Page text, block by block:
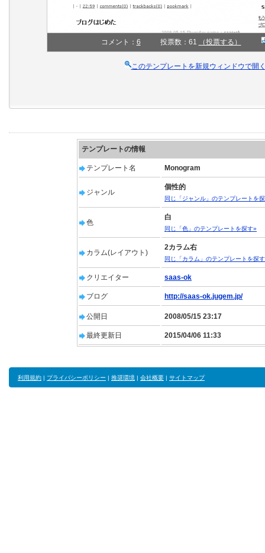
コメント： 6 投票数：61 （投票する）
このテンプレートを新規ウィンドウで開
テンプレートの情報
テンプレート名 Monogram
ジャンル
個性的
同じ「ジャンル」のテンプレートを
色
白
同じ「色」のテンプレートを探す»
カラム(レイアウト)
2カラム右
同じ「カラム」のテンプレートを探
クリエイター saas-ok
ブログ http://saas-ok.jugem.jp/
公開日 2008/05/15 23:17
最終更新日 2015/04/06 11:33
利用規約 | プライバシーポリシー | 推奨環境 | 会社概要 | サイトマップ